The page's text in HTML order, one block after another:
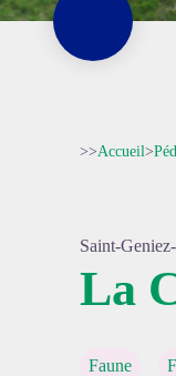
>>Accueil>
Saint-
La
Faune